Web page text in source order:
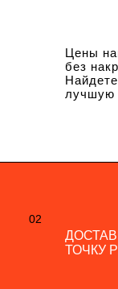
Цены
без
лучшую
02
ТОЧКУ
02
ТОЧКУ